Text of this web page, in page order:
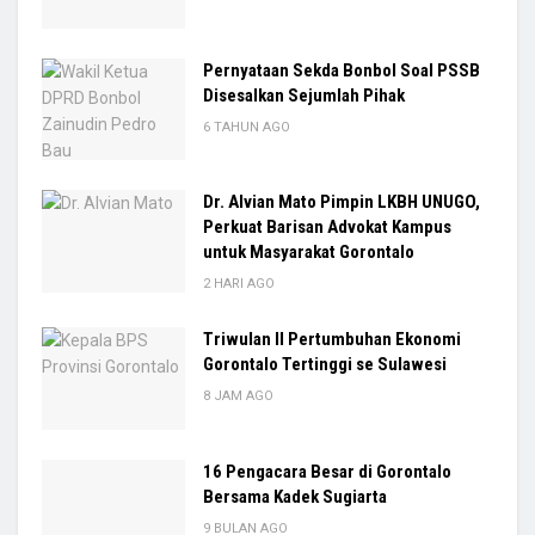
Pernyataan Sekda Bonbol Soal PSSB
Disesalkan Sejumlah Pihak
6 TAHUN AGO
Dr. Alvian Mato Pimpin LKBH UNUGO,
Perkuat Barisan Advokat Kampus
untuk Masyarakat Gorontalo
2 HARI AGO
Triwulan II Pertumbuhan Ekonomi
Gorontalo Tertinggi se Sulawesi
8 JAM AGO
16 Pengacara Besar di Gorontalo
Bersama Kadek Sugiarta
9 BULAN AGO